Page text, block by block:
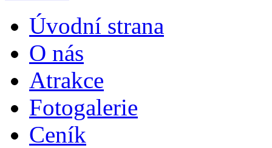
Úvodní strana
O nás
Atrakce
Fotogalerie
Ceník